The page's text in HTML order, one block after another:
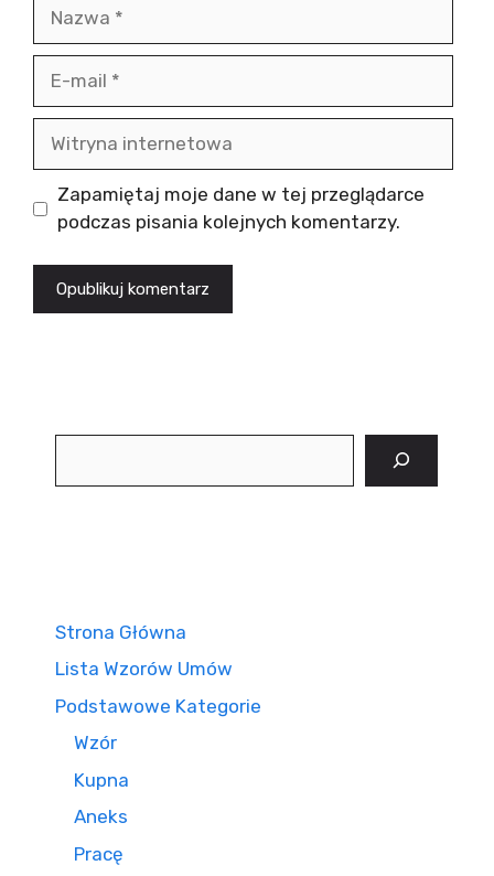
internetowa
Zapamiętaj moje dane w tej przeglądarce
podczas pisania kolejnych komentarzy.
Strona Główna
Lista Wzorów Umów
Podstawowe Kategorie
Wzór
Kupna
Aneks
Pracę